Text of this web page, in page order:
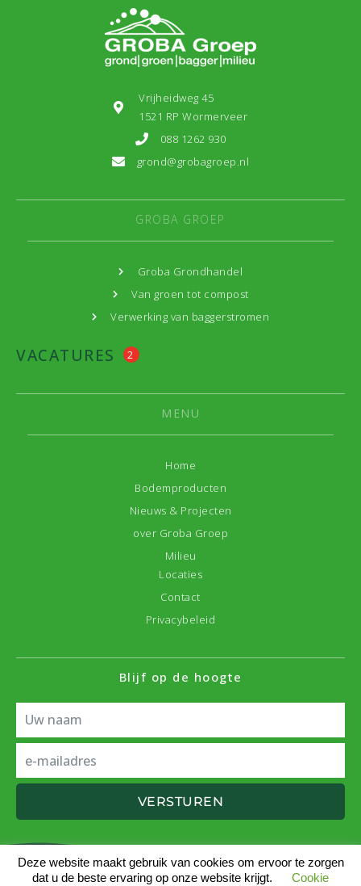
Vrijheidweg 45
1521 RP Wormerveer
088 1262 930
grond@grobagroep.nl
GROBA GROEP
Groba Grondhandel
Van groen tot compost
Verwerking van baggerstromen
VACATURES 2
MENU
Home
Bodemproducten
Nieuws & Projecten
over Groba Groep
Milieu
Locaties
Contact
Privacybeleid
Blijf op de hoogte
VERSTUREN
Deze website maakt gebruik van cookies om ervoor te zorgen
dat u de beste ervaring op onze website krijgt.
Cookie